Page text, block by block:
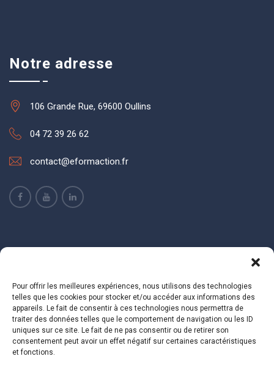
Pour offrir les meilleures expériences, nous utilisons des technologies
telles que les cookies pour stocker et/ou accéder aux informations des
appareils. Le fait de consentir à ces technologies nous permettra de
traiter des données telles que le comportement de navigation ou les ID
uniques sur ce site. Le fait de ne pas consentir ou de retirer son
consentement peut avoir un effet négatif sur certaines caractéristiques
et fonctions.
Notre adresse
106 Grande Rue, 69600 Oullins
04 72 39 26 62
contact@eformaction.fr
Copyright e-FORMaction
© 2025 - Ce site est protégé par
reCAPTCHA et laPolitique de confidentialitéainsi que les
Conditions d'utilisationde Google s'appliquent.